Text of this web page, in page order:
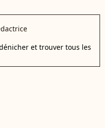
et trouver tous les